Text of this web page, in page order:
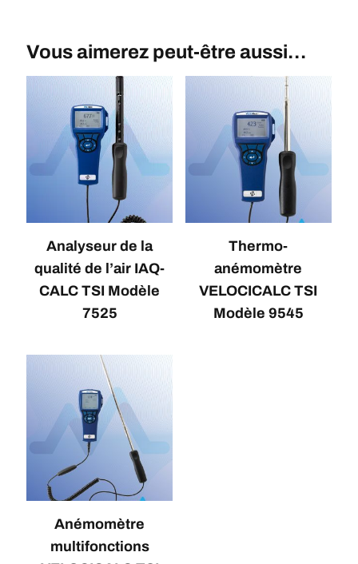
Vous aimerez peut-être aussi…
Analyseur de la
qualité de l’air IAQ-
CALC TSI Modèle
7525
Thermo-
anémomètre
VELOCICALC TSI
Modèle 9545
Anémomètre
multifonctions